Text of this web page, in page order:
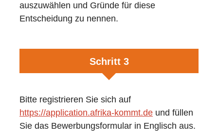
auszuwählen und Gründe für diese
Entscheidung zu nennen.
Schritt 3
Bitte registrieren Sie sich auf
https://application.afrika-kommt.de und füllen
Sie das Bewerbungsformular in Englisch aus.